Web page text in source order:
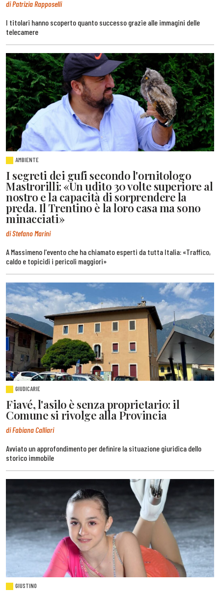
di Patrizia Rapposelli
I titolari hanno scoperto quanto successo grazie alle immagini delle
telecamere
AMBIENTE
I segreti dei gufi secondo l'ornitologo
Mastrorilli: «Un udito 30 volte superiore al
nostro e la capacità di sorprendere la
preda. Il Trentino è la loro casa ma sono
minacciati»
di Stefano Marini
A Massimeno l'evento che ha chiamato esperti da tutta Italia: «Traffico,
caldo e topicidi i pericoli maggiori»
GIUDICARIE
Fiavé, l'asilo è senza proprietario: il
Comune si rivolge alla Provincia
di Fabiana Calliari
Avviato un approfondimento per definire la situazione giuridica dello
storico immobile
GIUSTINO